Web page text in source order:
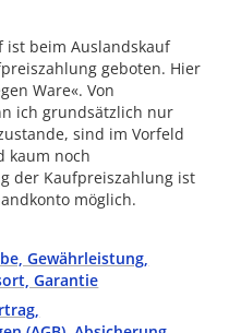
ist beim Auslandskauf
geboten. Hier
Ware«. Von
ich grundsätzlich nur
sind im Vorfeld
kaum noch
der Kaufpreiszahlung ist
möglich.
Gewährleistung,
Garantie